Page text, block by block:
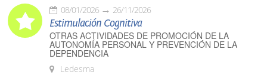
08/01/2026 26/11/2026
Estimulación Cognitiva
OTRAS ACTIVIDADES DE PROMOCIÓN DE LA
AUTONOMÍA PERSONAL Y PREVENCIÓN DE LA
DEPENDENCIA
Ledesma